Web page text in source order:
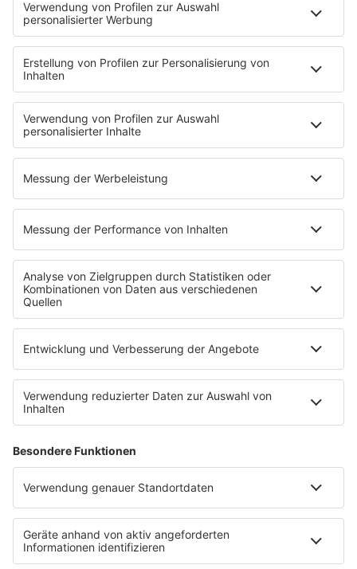
Newsletter
Jobs & Praktika
Pressekontakt
Presse & Downloads
Verkehr
Wetter
EMPFANG
Übersicht
radio.de
radioplayer.de
Partner
WERBUNG
Leistungen und Produkte
Mediadaten und Preisliste
Ansprechpartner
RECHTLICHES
Datenschutz
Datenschutzeinstellungen
Datenverarbeitung bei Gewinnspielen
Teilnahmebedingungen
Bildnachweise
KI-Leitlinie